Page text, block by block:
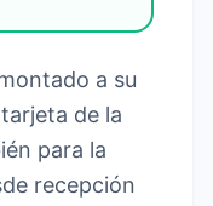
a su
de la
para la
recepción